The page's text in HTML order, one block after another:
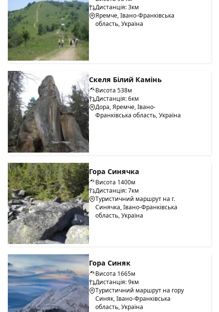
Дистанція: 3км
Яремче, Івано-Франківська
область, Україна
Скеля Білий Камінь
Висота 538м
Дистанція: 6км
Дора, Яремче, Івано-
Франківська область, Україна
Гора Синячка
Висота 1400м
Дистанція: 7км
Туристичний маршрут на г.
Синячка, Івано-Франківська
область, Україна
Гора Синяк
Висота 1665м
Дистанція: 9км
Туристичний маршрут на гору
Синяк, Івано-Франківська
область, Україна